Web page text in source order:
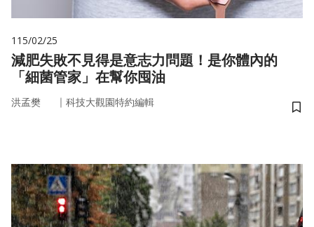
115/02/25
減肥失敗不見得是意志力問題！是你體內的
「細菌管家」在幫你囤油
洪孟樊 ｜ 科技大觀園特約編輯
儲